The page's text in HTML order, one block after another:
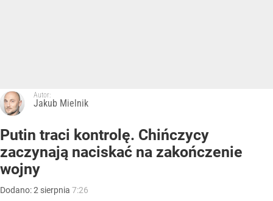
Autor:
Jakub Mielnik
Putin traci kontrolę. Chińczycy
zaczynają naciskać na zakończenie
wojny
Dodano:2 sierpnia 7:26